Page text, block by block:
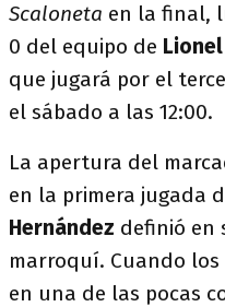
Scaloneta en la final,
0 del equipo de
que jugará por el
el sábado a las 12:00.
La apertura del
en la primera jugada
Hernández definió en
marroquí. Cuando
en una de las pocas